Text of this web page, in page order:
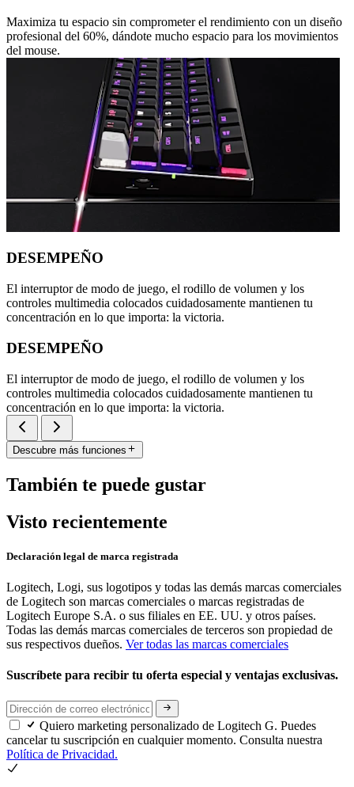
Maximiza tu espacio sin comprometer el rendimiento con un diseño
profesional del 60%, dándote mucho espacio para los movimientos
del mouse.
DESEMPEÑO
El interruptor de modo de juego, el rodillo de volumen y los
controles multimedia colocados cuidadosamente mantienen tu
concentración en lo que importa: la victoria.
DESEMPEÑO
El interruptor de modo de juego, el rodillo de volumen y los
controles multimedia colocados cuidadosamente mantienen tu
concentración en lo que importa: la victoria.
Descubre más funciones
También te puede gustar
Visto recientemente
Declaración legal de marca registrada
Logitech, Logi, sus logotipos y todas las demás marcas comerciales
de Logitech son marcas comerciales o marcas registradas de
Logitech Europe S.A. o sus filiales en EE. UU. y otros países.
Todas las demás marcas comerciales de terceros son propiedad de
sus respectivos dueños. Ver todas las marcas comerciales
Suscríbete para recibir tu oferta especial y ventajas exclusivas.
Quiero marketing personalizado de Logitech G. Puedes
cancelar tu suscripción en cualquier momento. Consulta nuestra
Política de Privacidad.